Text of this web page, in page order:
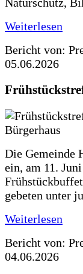
Weiterlesen
Bericht von:
05.06.2026
Die Gemeinde
ein, am 11.
gebeten unter
Weiterlesen
Bericht von:
04.06.2026